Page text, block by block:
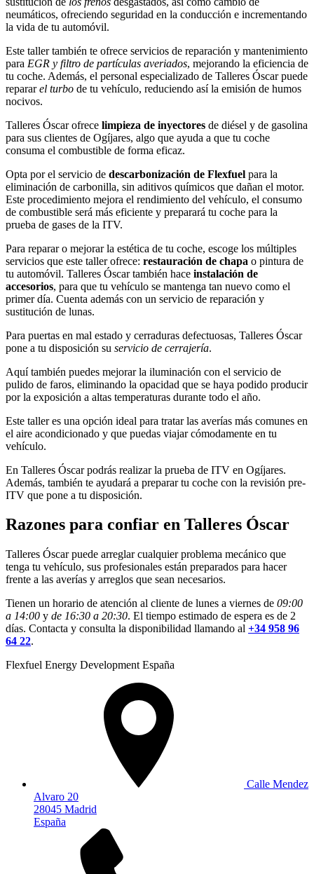
neumáticos, ofreciendo seguridad en la conducción e incrementando
la vida de tu automóvil.
Este taller también te ofrece servicios de reparación y mantenimiento
para EGR y filtro de partículas averiados, mejorando la eficiencia de
tu coche. Además, el personal especializado de Talleres Óscar puede
repararel turbo de tu vehículo, reduciendo así la emisión de humos
nocivos.
Talleres Óscar ofrece limpieza de inyectores de diésel y de gasolina
para sus clientes de Ogíjares, algo que ayuda a que tu coche
consuma el combustible de forma eficaz.
Opta por el servicio de descarbonización de Flexfuel para la
eliminación de carbonilla, sin aditivos químicos que dañan el motor.
Este procedimiento mejora el rendimiento del vehículo, el consumo
de combustible será más eficiente y preparará tu coche para la
prueba de gases de la ITV.
Para reparar o mejorar la estética de tu coche, escoge los múltiples
servicios que este taller ofrece: restauración de chapa o pintura de
tu automóvil. Talleres Óscar también hace instalación de
accesorios, para que tu vehículo se mantenga tan nuevo como el
primer día. Cuenta además con un servicio de reparación y
sustitución de lunas.
Para puertas en mal estado y cerraduras defectuosas, Talleres Óscar
pone a tu disposición su servicio de cerrajería.
Aquí también puedes mejorar la iluminación con el servicio de
pulido de faros, eliminando la opacidad que se haya podido producir
por la exposición a altas temperaturas durante todo el año.
Este taller es una opción ideal para tratar las averías más comunes en
el aire acondicionado y que puedas viajar cómodamente en tu
vehículo.
En Talleres Óscar podrás realizar la prueba de ITV en Ogíjares.
Además, también te ayudará a preparar tu coche con la revisión pre-
ITV que pone a tu disposición.
Razones para confiar en Talleres Óscar
Talleres Óscar puede arreglar cualquier problema mecánico que
tenga tu vehículo, sus profesionales están preparados para hacer
frente a las averías y arreglos que sean necesarios.
Tienen un horario de atención al cliente de lunes a viernes de 09:00
a 14:00 y de 16:30 a 20:30. El tiempo estimado de espera es de 2
días. Contacta y consulta la disponibilidad llamando al +34 958 96
64 22.
Flexfuel Energy Development España
Calle Mendez
Alvaro 20
28045 Madrid
España